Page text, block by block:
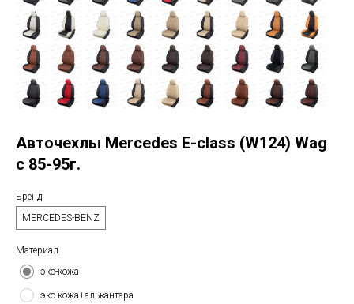
Авточехлы Mercedes E-class (W124) Wag
с 85-95г.
Бренд
MERCEDES-BENZ
Материал
эко-кожа
эко-кожа+алькантара